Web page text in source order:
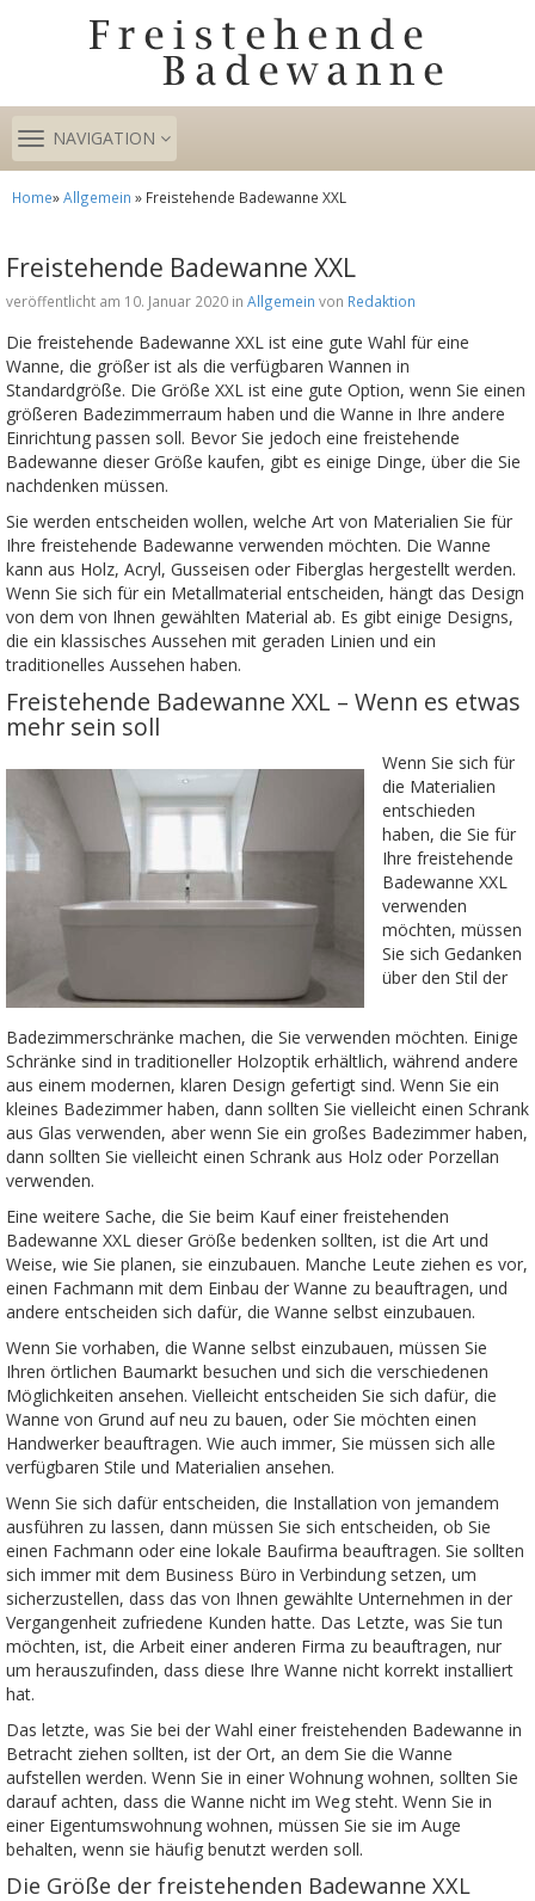
TOGGLE
NAVIGATION
NAVIGATION
Home»Allgemein » Freistehende Badewanne XXL
Freistehende Badewanne XXL
veröffentlicht am 10. Januar 2020 in Allgemein von Redaktion
Die freistehende Badewanne XXL ist eine gute Wahl für eine
Wanne, die größer ist als die verfügbaren Wannen in
Standardgröße. Die Größe XXL ist eine gute Option, wenn Sie einen
größeren Badezimmerraum haben und die Wanne in Ihre andere
Einrichtung passen soll. Bevor Sie jedoch eine freistehende
Badewanne dieser Größe kaufen, gibt es einige Dinge, über die Sie
nachdenken müssen.
Sie werden entscheiden wollen, welche Art von Materialien Sie für
Ihre freistehende Badewanne verwenden möchten. Die Wanne
kann aus Holz, Acryl, Gusseisen oder Fiberglas hergestellt werden.
Wenn Sie sich für ein Metallmaterial entscheiden, hängt das Design
von dem von Ihnen gewählten Material ab. Es gibt einige Designs,
die ein klassisches Aussehen mit geraden Linien und ein
traditionelles Aussehen haben.
Freistehende Badewanne XXL – Wenn es etwas
mehr sein soll
Wenn Sie sich für
die Materialien
entschieden
haben, die Sie für
Ihre freistehende
Badewanne XXL
verwenden
möchten, müssen
Sie sich Gedanken
über den Stil der
Badezimmerschränke machen, die Sie verwenden möchten. Einige
Schränke sind in traditioneller Holzoptik erhältlich, während andere
aus einem modernen, klaren Design gefertigt sind. Wenn Sie ein
kleines Badezimmer haben, dann sollten Sie vielleicht einen Schrank
aus Glas verwenden, aber wenn Sie ein großes Badezimmer haben,
dann sollten Sie vielleicht einen Schrank aus Holz oder Porzellan
verwenden.
Eine weitere Sache, die Sie beim Kauf einer freistehenden
Badewanne XXL dieser Größe bedenken sollten, ist die Art und
Weise, wie Sie planen, sie einzubauen. Manche Leute ziehen es vor,
einen Fachmann mit dem Einbau der Wanne zu beauftragen, und
andere entscheiden sich dafür, die Wanne selbst einzubauen.
Wenn Sie vorhaben, die Wanne selbst einzubauen, müssen Sie
Ihren örtlichen Baumarkt besuchen und sich die verschiedenen
Möglichkeiten ansehen. Vielleicht entscheiden Sie sich dafür, die
Wanne von Grund auf neu zu bauen, oder Sie möchten einen
Handwerker beauftragen. Wie auch immer, Sie müssen sich alle
verfügbaren Stile und Materialien ansehen.
Wenn Sie sich dafür entscheiden, die Installation von jemandem
ausführen zu lassen, dann müssen Sie sich entscheiden, ob Sie
einen Fachmann oder eine lokale Baufirma beauftragen. Sie sollten
sich immer mit dem Business Büro in Verbindung setzen, um
sicherzustellen, dass das von Ihnen gewählte Unternehmen in der
Vergangenheit zufriedene Kunden hatte. Das Letzte, was Sie tun
möchten, ist, die Arbeit einer anderen Firma zu beauftragen, nur
um herauszufinden, dass diese Ihre Wanne nicht korrekt installiert
hat.
Das letzte, was Sie bei der Wahl einer freistehenden Badewanne in
Betracht ziehen sollten, ist der Ort, an dem Sie die Wanne
aufstellen werden. Wenn Sie in einer Wohnung wohnen, sollten Sie
darauf achten, dass die Wanne nicht im Weg steht. Wenn Sie in
einer Eigentumswohnung wohnen, müssen Sie sie im Auge
behalten, wenn sie häufig benutzt werden soll.
Die Größe der freistehenden Badewanne XXL